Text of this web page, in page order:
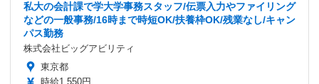
私大の会計課で学大学事務スタッフ/伝票入力やファイリング
などの一般事務/16時まで時短OK/扶養枠OK/残業なし/キャン
パス勤務
株式会社ビッグアビリティ
東京都
時給1,550円